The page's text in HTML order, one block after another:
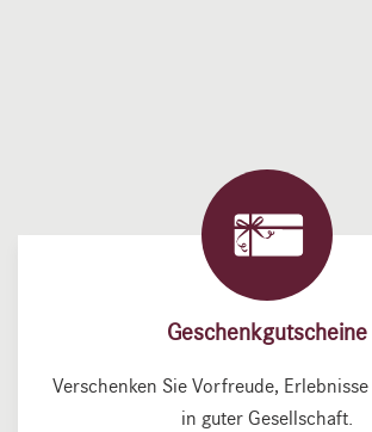
Geschenkgutscheine
Verschenken Sie Vorfreude,
in guter Gesellschaft.